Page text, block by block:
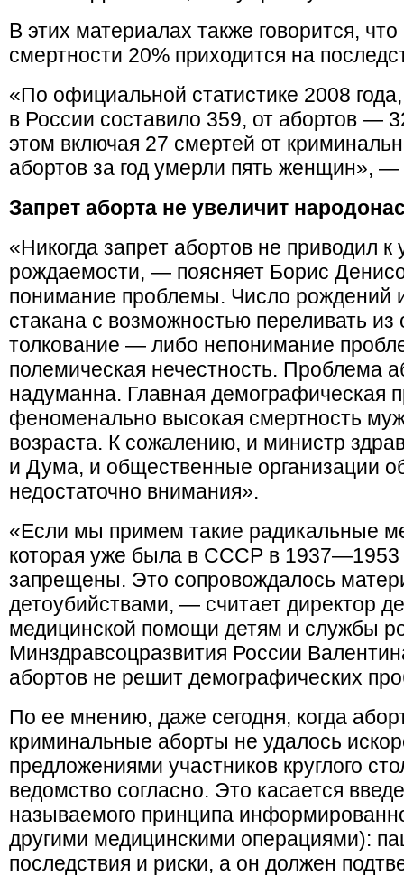
В этих материалах также говорится,
смертности 20% приходится на
«По официальной статистике 2008
в России составило 359, от абортов —
этом включая 27 смертей от
абортов за год умерли пять женщин»,
Запрет аборта не увеличит
«Никогда запрет абортов не приводил к
рождаемости, — поясняет Борис
понимание проблемы. Число рождений
стакана с возможностью переливать из
толкование — либо непонимание
полемическая нечестность. Проблема
надуманна. Главная демографическая
феноменально высокая смертность
возраста. К сожалению, и министр
и Дума, и общественные организации
недостаточно внимания».
«Если мы примем такие радикальные
которая уже была в СССР в 1937—1953
запрещены. Это сопровождалось
детоубийствами, — считает директор
медицинской помощи детям и службы
Минздравсоцразвития России
абортов не решит демографических
По ее мнению, даже сегодня, когда
криминальные аборты не удалось
предложениями участников круглого
ведомство согласно. Это касается
называемого принципа
другими медицинскими операциями):
последствия и риски, а он должен